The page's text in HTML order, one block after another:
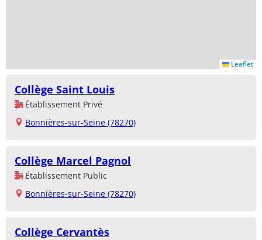
Leaflet
Collège Saint Louis
Établissement Privé
Bonnières-sur-Seine (78270)
Collège Marcel Pagnol
Établissement Public
Bonnières-sur-Seine (78270)
Collège Cervantès